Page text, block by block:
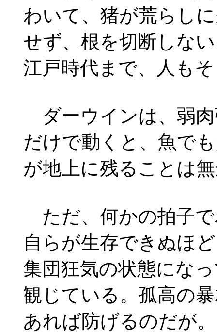
わいて、猪が荒らし
せず、根を切断しな
江戸時代まで、人も
ダーウインは、弱肉
だけで動くと、魚で
が地上に残ることは
ただ、何かの拍子で
自らが生存できぬほ
集団狂気の状態にな
観じている。孤高の
あれば防げるのだが。